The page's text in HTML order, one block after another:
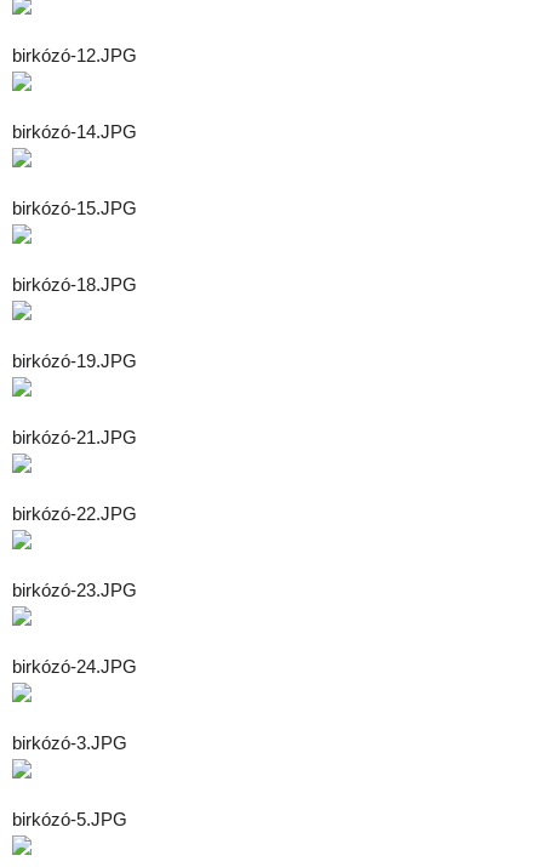
birkózó-12.JPG
birkózó-14.JPG
birkózó-15.JPG
birkózó-18.JPG
birkózó-19.JPG
birkózó-21.JPG
birkózó-22.JPG
birkózó-23.JPG
birkózó-24.JPG
birkózó-3.JPG
birkózó-5.JPG